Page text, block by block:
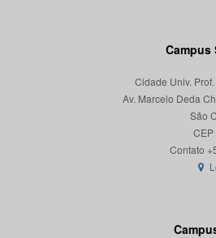
Campus
Cidade Univ.
Av. Marcelo Deda
São